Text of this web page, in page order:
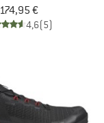
174,95 €
4,6(5)